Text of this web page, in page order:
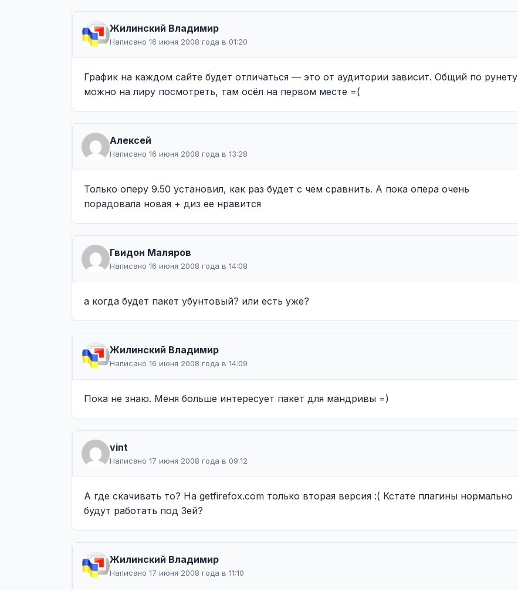
Жилинcкий Владимир
Написано 16 июня 2008 года в 01:20
График на каждом сайте будет отличаться — это от аудитории зависит. Общий по рунету
можно на лиру посмотреть, там осёл на первом месте =(
Алексей
Написано 16 июня 2008 года в 13:28
Только оперу 9.50 установил, как раз будет с чем сравнить. А пока опера очень
порадовала новая + диз ее нравится
Гвидон Маляров
Написано 16 июня 2008 года в 14:08
а когда будет пакет убунтовый? или есть уже?
Жилинcкий Владимир
Написано 16 июня 2008 года в 14:09
Пока не знаю. Меня больше интересует пакет для мандривы =)
vint
Написано 17 июня 2008 года в 09:12
А где скачивать то? На getfirefox.com только вторая версия :( Кстате плагины нормально
будут работать под 3ей?
Жилинcкий Владимир
Написано 17 июня 2008 года в 11:10